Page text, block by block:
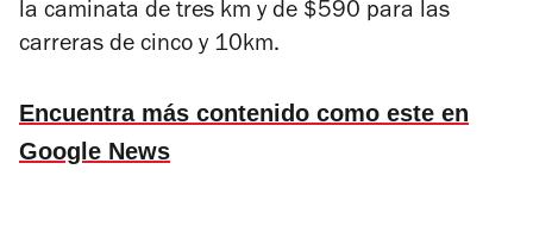
la caminata de tres km y de $590 para las
carreras de cinco y 10km.
Encuentra más contenido como este en
Google News